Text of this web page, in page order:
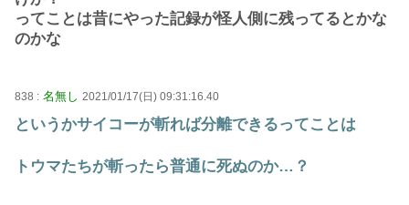
ってことは昔にやった記録が怪人側に残ってるとかな
のかな
838 : 名無し 2021/01/17(日) 09:31:16.40
というかサイコーが斬れば分離できるってことは
トウマたちが斬ったら普通に死ぬのか…？